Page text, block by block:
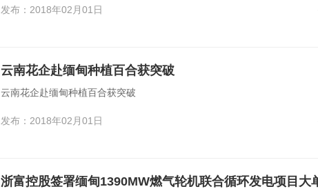
发布：2018年02月01日
云南花企赴缅甸种植百合获突破
云南花企赴缅甸种植百合获突破
发布：2018年02月01日
浙富控股签署缅甸1390MW燃气轮机联合循环发电项目大